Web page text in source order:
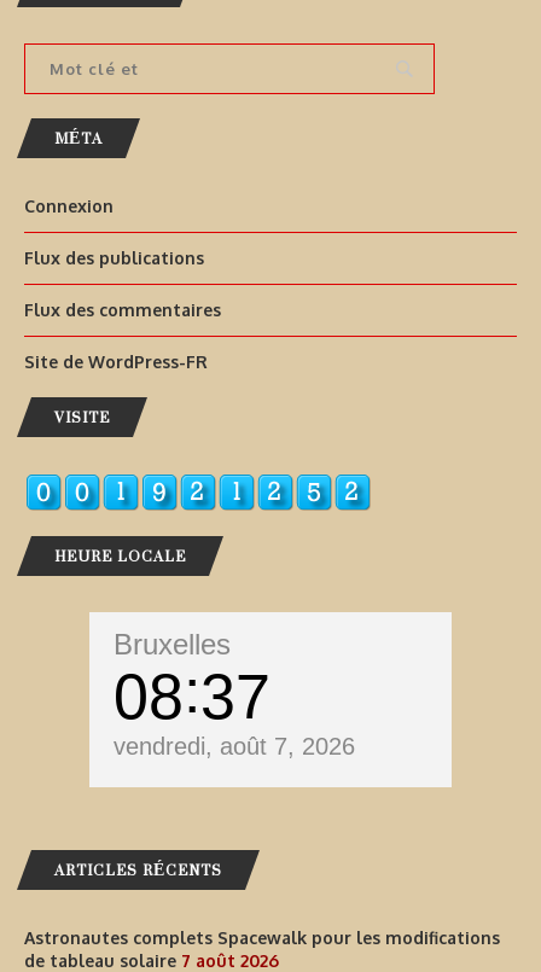
MÉTA
Connexion
Flux des publications
Flux des commentaires
Site de WordPress-FR
VISITE
HEURE LOCALE
Bruxelles
08 37
vendredi, août 7, 2026
ARTICLES RÉCENTS
Astronautes complets Spacewalk pour les modifications
de tableau solaire 7 août 2026